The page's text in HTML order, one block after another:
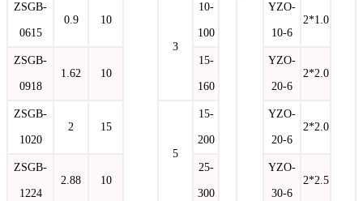
ZSGB-
0615
0.9 10
3
10-
100
YZO-
10-6
2*1.0
ZSGB-
0918
1.62 10
15-
160
YZO-
20-6
2*2.0
ZSGB-
1020
2 15
5
15-
200
YZO-
20-6
2*2.0
ZSGB-
1224
2.88 10
25-
300
YZO-
30-6
2*2.5